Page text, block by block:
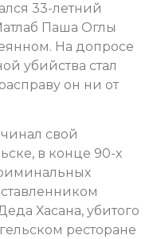
33-летний
Паша Оглы
На допросе
убийства стал
он ни от
свой
в конце 90-х
Хасана, убитого
ресторане